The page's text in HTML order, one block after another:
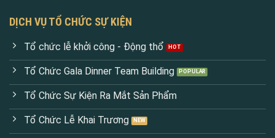
DỊCH VỤ TỔ CHỨC SỰ KIỆN
Tổ chức lễ khởi công - Động thổ
Tổ Chức Gala Dinner Team Building
Tổ Chức Sự Kiện Ra Mắt Sản Phẩm
Tổ Chức Lễ Khai Trương